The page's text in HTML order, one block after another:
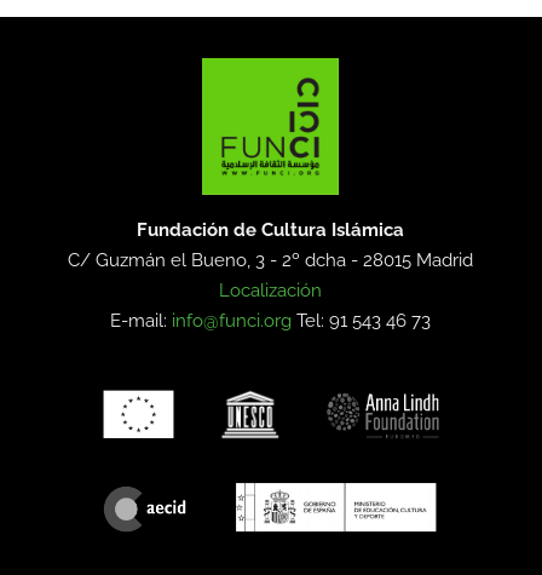
Fundación de Cultura Islámica
C/ Guzmán el Bueno, 3 - 2º dcha -28015 Madrid
Localización
E-mail: info@funci.org Tel: 91 543 46 73